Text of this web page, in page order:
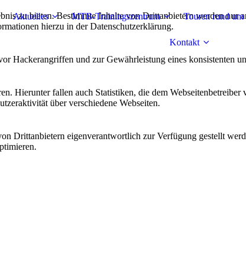
Aktuelles MTB-Trainingszentrum Touren rund
Kontakt
zu bieten. Bestimmte Inhalte von Drittanbietern werden nur
hierzu in der Datenschutzerklärung.
Hackerangriffen und zur Gewährleistung eines konsistenten
Hierunter fallen auch Statistiken, die dem
über verschiedene Webseiten.
Drittanbietern eigenverantwortlich zur Verfügung gestellt